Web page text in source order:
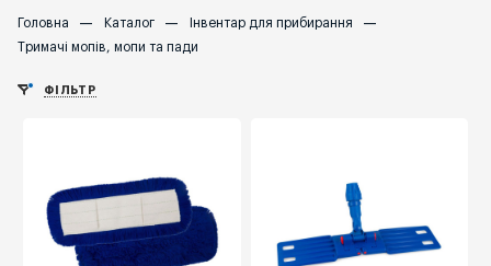
Головна — Каталог — Інвентар для прибирання —
Тримачі мопів, мопи та пади
ФІЛЬТР